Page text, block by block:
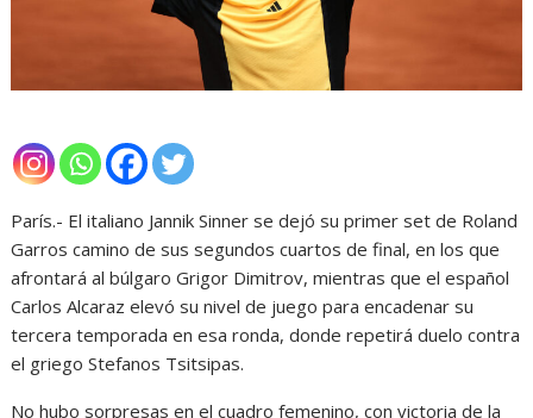
París.- El italiano Jannik Sinner se dejó su primer set de Roland
Garros camino de sus segundos cuartos de final, en los que
afrontará al búlgaro Grigor Dimitrov, mientras que el español
Carlos Alcaraz elevó su nivel de juego para encadenar su
tercera temporada en esa ronda, donde repetirá duelo contra
el griego Stefanos Tsitsipas.
No hubo sorpresas en el cuadro femenino, con victoria de la